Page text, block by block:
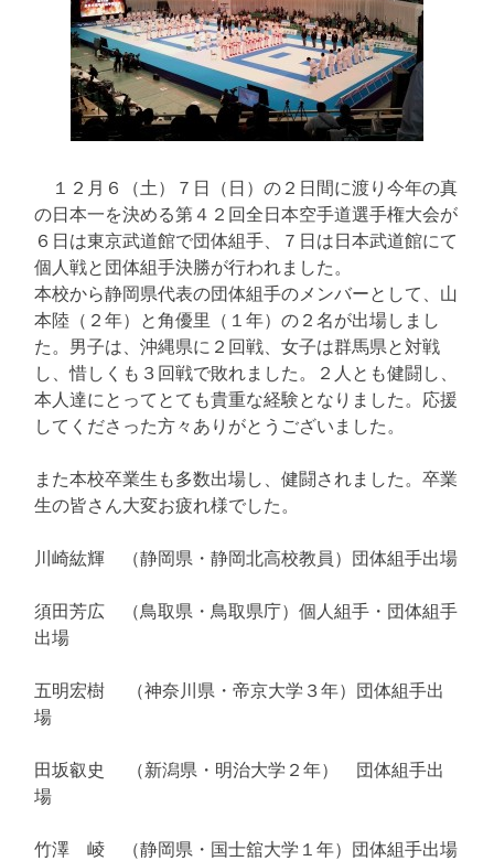
１２月６（土）７日（日）の２日間に渡り今年の真
の日本一を決める第４２回全日本空手道選手権大会が
６日は東京武道館で団体組手、７日は日本武道館にて
個人戦と団体組手決勝が行われました。
本校から静岡県代表の団体組手のメンバーとして、山
本陸（２年）と角優里（１年）の２名が出場しまし
た。男子は、沖縄県に２回戦、女子は群馬県と対戦
し、惜しくも３回戦で敗れました。２人とも健闘し、
本人達にとってとても貴重な経験となりました。応援
してくださった方々ありがとうございました。
また本校卒業生も多数出場し、健闘されました。卒業
生の皆さん大変お疲れ様でした。
川崎紘輝 （静岡県・静岡北高校教員）団体組手出場
須田芳広 （鳥取県・鳥取県庁）個人組手・団体組手
出場
五明宏樹 （神奈川県・帝京大学３年）団体組手出
場
田坂叡史 （新潟県・明治大学２年） 団体組手出
場
竹澤 崚 （静岡県・国士舘大学１年）団体組手出場